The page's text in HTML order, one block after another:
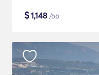
$1,148 /öö